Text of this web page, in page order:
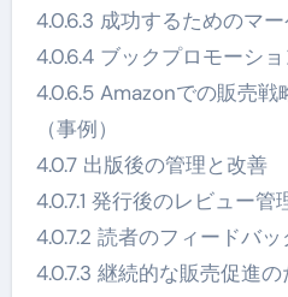
4.0.6.3 成功するためのマ
4.0.6.4 ブックプロモーシ
4.0.6.5 Amazonでの販売
（事例）
4.0.7 出版後の管理と改善
4.0.7.1 発行後のレビュー管
4.0.7.2 読者のフィードバ
4.0.7.3 継続的な販売促進